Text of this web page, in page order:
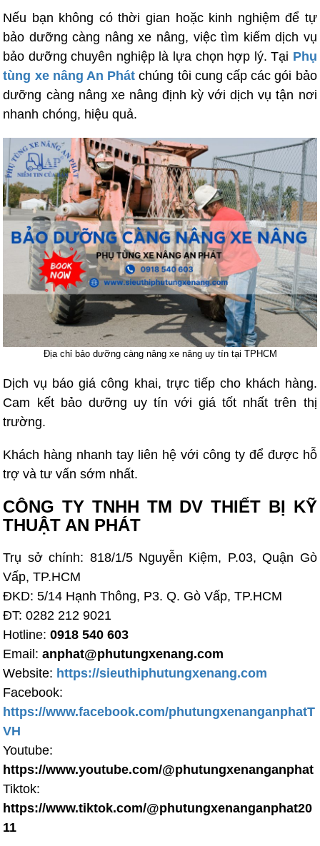
Nếu bạn không có thời gian hoặc kinh nghiệm để tự
bảo dưỡng càng nâng xe nâng, việc tìm kiếm dịch vụ
bảo dưỡng chuyên nghiệp là lựa chọn hợp lý. Tại Phụ
tùng xe nâng An Phát chúng tôi cung cấp các gói bảo
dưỡng càng nâng xe nâng định kỳ với dịch vụ tận nơi
nhanh chóng, hiệu quả.
Địa chỉ bảo dưỡng càng nâng xe nâng uy tín tại TPHCM
Dịch vụ báo giá công khai, trực tiếp cho khách hàng.
Cam kết bảo dưỡng uy tín với giá tốt nhất trên thị
trường.
Khách hàng nhanh tay liên hệ với công ty để được hỗ
trợ và tư vấn sớm nhất.
CÔNG TY TNHH TM DV THIẾT BỊ KỸ
THUẬT AN PHÁT
Trụ sở chính: 818/1/5 Nguyễn Kiệm, P.03, Quận Gò
Vấp, TP.HCM
ĐKD: 5/14 Hạnh Thông, P3. Q. Gò Vấp, TP.HCM
ĐT: 0282 212 9021
Hotline:0918 540 603
Email:anphat@phutungxenang.com
Website: https://sieuthiphutungxenang.com
Facebook:
https://www.facebook.com/phutungxenanganphatT
VH
Youtube:
https://www.youtube.com/@phutungxenanganphat
Tiktok:
https://www.tiktok.com/@phutungxenanganphat20
11